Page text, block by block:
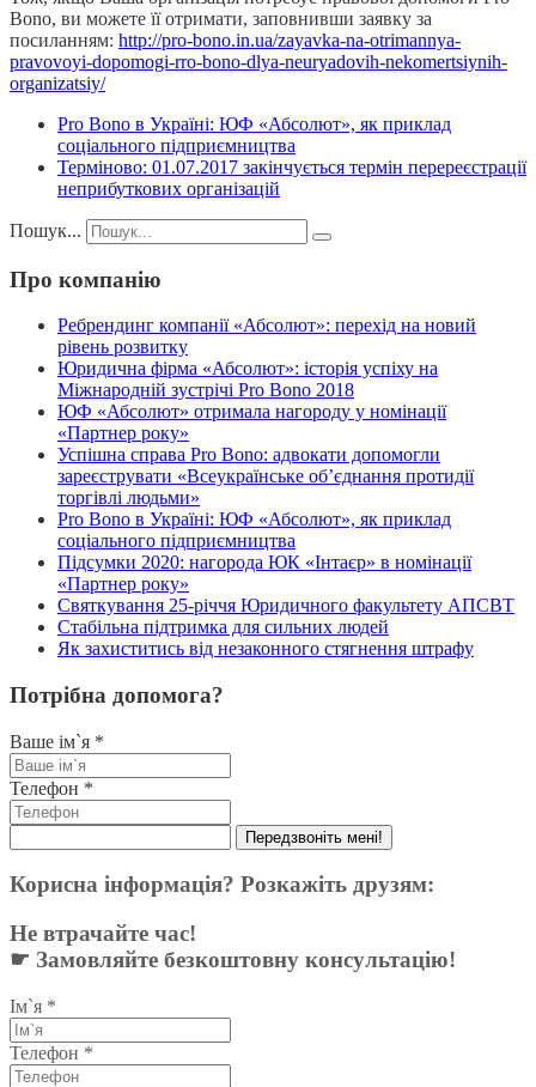
Bono, ви можете її отримати, заповнивши заявку за
посиланням: http://pro-bono.in.ua/zayavka-na-otrimannya-
pravovoyi-dopomogi-rro-bono-dlya-neuryadovih-nekomertsiynih-
organizatsiy/
Pro Bono в Україні: ЮФ «Абсолют», як приклад
соціального підприємництва
Терміново: 01.07.2017 закінчується термін перереєстрації
неприбуткових організацій
Пошук...
Про компанію
Ребрендинг компанії «Абсолют»: перехід на новий
рівень розвитку
Юридична фірма «Абсолют»: історія успіху на
Міжнародній зустрічі Pro Bono 2018
ЮФ «Абсолют» отримала нагороду у номінації
«Партнер року»
Успішна справа Pro Bono: адвокати допомогли
зареєструвати «Всеукраїнське об’єднання протидії
торгівлі людьми»
Pro Bono в Україні: ЮФ «Абсолют», як приклад
соціального підприємництва
Підсумки 2020: нагорода ЮК «Інтаєр» в номінації
«Партнер року»
Святкування 25-річчя Юридичного факультету АПСВТ
Стабільна підтримка для сильних людей
Як захиститись від незаконного стягнення штрафу
Потрібна допомога?
Ваше ім`я *
Телефон *
Передзвоніть мені!
Корисна інформація? Розкажіть друзям:
Не втрачайте час!
☛ Замовляйте безкоштовну консультацію!
Ім`я *
Телефон *